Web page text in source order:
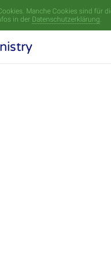
Manche Cookies sind für
in der Datenschutzerklärung.